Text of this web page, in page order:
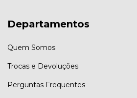
Departamentos
Quem Somos
Trocas e Devoluções
Perguntas Frequentes